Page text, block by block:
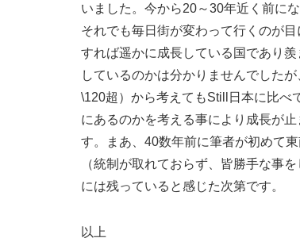
いました。今から20～30年近く前に
それでも毎日街が変わって行くのが
すれば遥かに成長している国であり
しているのかは分かりませんでした
\120超）から考えてもStill日本に比べ
にあるのかを考える事により成長が
す。まあ、40数年前に筆者が初めて
（統制が取れておらず、皆勝手な事
には残っていると感じた次第です。
以上